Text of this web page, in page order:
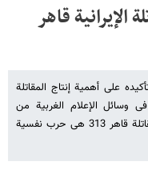
قاهر
على أهمیة إنتاج المقاتلة
فی وسائل الإعلام الغربیة من
التشکیک بقدرات إیران المحلیة فی صناعة المقاتلة قاهر 313 هی حرب نفسیة